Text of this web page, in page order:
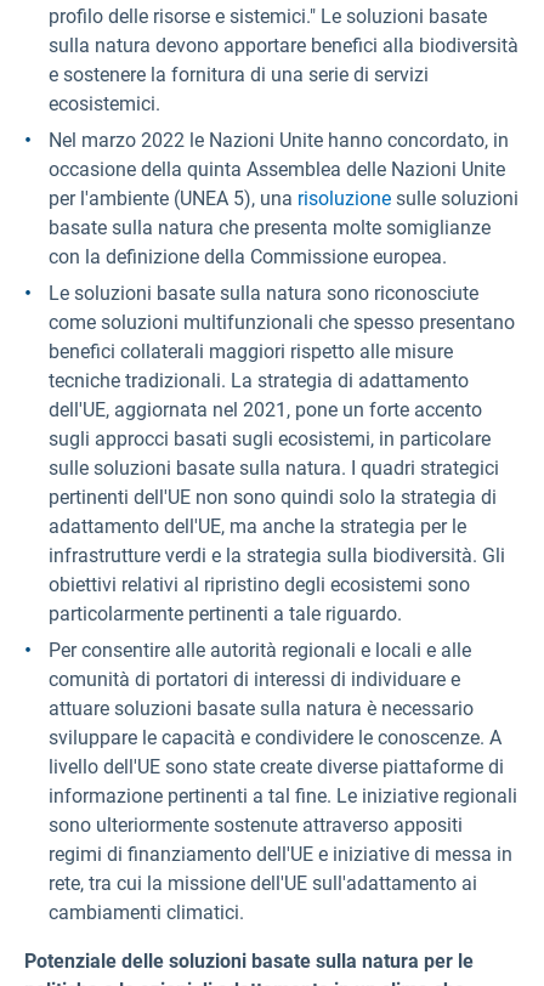
profilo delle risorse e sistemici." Le soluzioni basate
sulla natura devono apportare benefici alla biodiversità
e sostenere la fornitura di una serie di servizi
ecosistemici.
Nel marzo 2022 le Nazioni Unite hanno concordato, in
occasione della quinta Assemblea delle Nazioni Unite
per l'ambiente (UNEA 5), una risoluzione sulle soluzioni
basate sulla natura che presenta molte somiglianze
con la definizione della Commissione europea.
Le soluzioni basate sulla natura sono riconosciute
come soluzioni multifunzionali che spesso presentano
benefici collaterali maggiori rispetto alle misure
tecniche tradizionali. La strategia di adattamento
dell'UE, aggiornata nel 2021, pone un forte accento
sugli approcci basati sugli ecosistemi, in particolare
sulle soluzioni basate sulla natura. I quadri strategici
pertinenti dell'UE non sono quindi solo la strategia di
adattamento dell'UE, ma anche la strategia per le
infrastrutture verdi e la strategia sulla biodiversità. Gli
obiettivi relativi al ripristino degli ecosistemi sono
particolarmente pertinenti a tale riguardo.
Per consentire alle autorità regionali e locali e alle
comunità di portatori di interessi di individuare e
attuare soluzioni basate sulla natura è necessario
sviluppare le capacità e condividere le conoscenze. A
livello dell'UE sono state create diverse piattaforme di
informazione pertinenti a tal fine. Le iniziative regionali
sono ulteriormente sostenute attraverso appositi
regimi di finanziamento dell'UE e iniziative di messa in
rete, tra cui la missione dell'UE sull'adattamento ai
cambiamenti climatici.
Potenziale delle soluzioni basate sulla natura per le